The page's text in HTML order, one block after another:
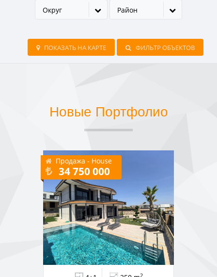
Округ Район
ПОКАЗАТЬ НА КАРТЕ ФИЛЬТР ОБЪЕКТОВ
Новые Портфолио
Продажа - House
34 750 000
2